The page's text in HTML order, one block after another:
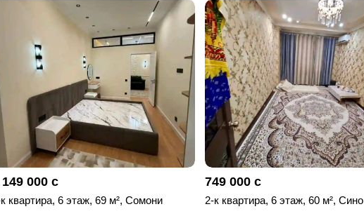
149 000 с
квартира, 6 этаж, 69 м², Сомони
749 000 с
2-к квартира, 6 этаж, 60 м², Сино